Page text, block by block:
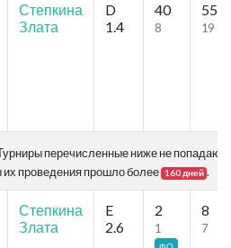
Степкина
Злата
D
1.4
40
8
55
19
перечисленные ниже не попадают
их проведения прошло более
160 дней .
Степкина
Злата
E
2.6
2
1
8
7